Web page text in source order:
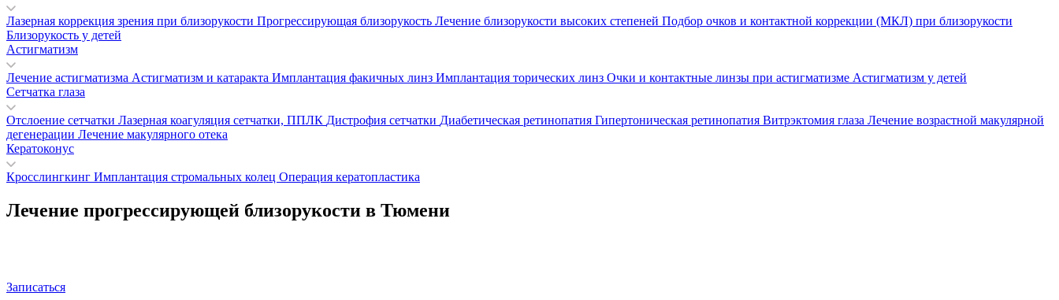
Лазерная коррекция зрения при близорукости Прогрессирующая близорукость Лечение близорукости высоких степеней Подбор очков и контактной коррекции (МКЛ) при близорукости
Близорукость у детей
Астигматизм
Лечение астигматизма Астигматизм и катаракта Имплантация факичных линз Имплантация торических линз Очки и контактные линзы при астигматизме Астигматизм у детей
Сетчатка глаза
Отслоение сетчатки Лазерная коагуляция сетчатки, ППЛК Дистрофия сетчатки Диабетическая ретинопатия Гипертоническая ретинопатия Витрэктомия глаза Лечение возрастной макулярной
дегенерации Лечение макулярного отека
Кератоконус
Кросслингкинг Имплантация стромальных колец Операция кератопластика
Лечение прогрессирующей близорукости в Тюмени
Записаться